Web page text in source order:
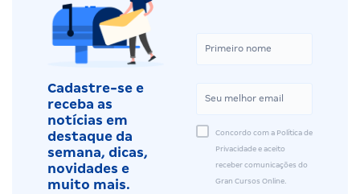
Cadastre-se e
receba as
notícias em
destaque da
semana, dicas,
novidades e
muito mais.
Concordo com a Política de
Privacidade e aceito
receber comunicações do
Gran Cursos Online.